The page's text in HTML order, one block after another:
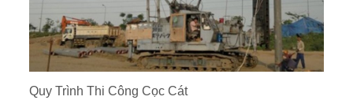
Quy Trình Thi Công Cọc Cát